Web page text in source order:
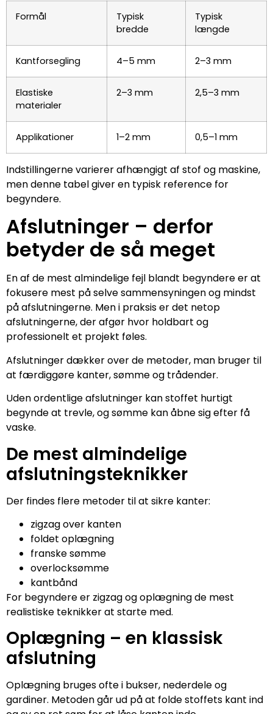
Formål
Typisk
bredde
Typisk
længde
Kantforsegling 4–5 mm 2–3 mm
Elastiske
materialer
2–3 mm 2,5–3 mm
Applikationer 1–2 mm 0,5–1 mm
Indstillingerne varierer afhængigt af stof og maskine,
men denne tabel giver en typisk reference for
begyndere.
Afslutninger – derfor
betyder de så meget
En af de mest almindelige fejl blandt begyndere er at
fokusere mest på selve sammensyningen og mindst
på afslutningerne. Men i praksis er det netop
afslutningerne, der afgør hvor holdbart og
professionelt et projekt føles.
Afslutninger dækker over de metoder, man bruger til
at færdiggøre kanter, sømme og trådender.
Uden ordentlige afslutninger kan stoffet hurtigt
begynde at trevle, og sømme kan åbne sig efter få
vaske.
De mest almindelige
afslutningsteknikker
Der findes flere metoder til at sikre kanter:
zigzag over kanten
foldet oplægning
franske sømme
overlocksømme
kantbånd
For begyndere er zigzag og oplægning de mest
realistiske teknikker at starte med.
Oplægning – en klassisk
afslutning
Oplægning bruges ofte i bukser, nederdele og
gardiner. Metoden går ud på at folde stoffets kant ind